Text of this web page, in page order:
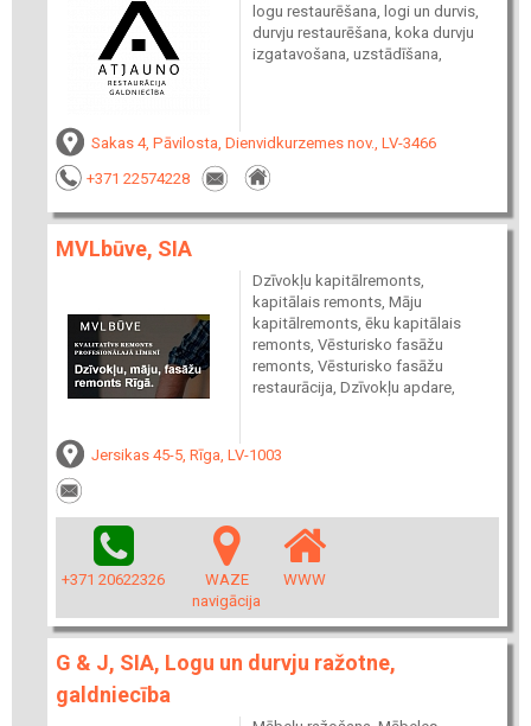
logu restaurēšana, logi un durvis,
durvju restaurēšana, koka durvju
izgatavošana, uzstādīšana,
Sakas 4, Pāvilosta, Dienvidkurzemes nov., LV-3466
+371 22574228
MVLbūve, SIA
Dzīvokļu kapitālremonts,
kapitālais remonts, Māju
kapitālremonts, ēku kapitālais
remonts, Vēsturisko fasāžu
remonts, Vēsturisko fasāžu
restaurācija, Dzīvokļu apdare,
Jersikas 45-5, Rīga, LV-1003
+371 20622326
WAZE
navigācija
WWW
G & J, SIA, Logu un durvju ražotne,
galdniecība